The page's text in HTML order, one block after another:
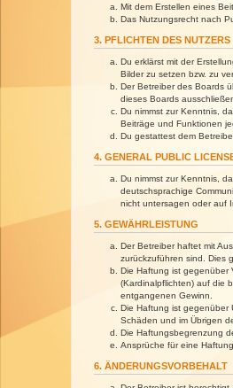
Mit dem Erstellen eines
Das Nutzungsrecht nach
3. PFLICHTEN DES NUTZERS
Du erklärst mit der
Bilder zu setzen bzw. zu
Der Betreiber des Boards
dieses Boards
Du nimmst zur Kenntnis,
Beiträge und Funktionen
Du gestattest dem
4. GENERAL PUBLIC
Du nimmst zur Kenntnis,
deutschsprachige
nicht untersagen oder auf
5. GEWÄHRLEISTUNG
Der Betreiber haftet mit
zurückzuführen sind. Dies
Die Haftung ist gegenüber
(Kardinalpflichten) auf die
entgangenen Gewinn.
Die Haftung ist gegenüber
Schäden und im Übrigen
Die Haftungsbegrenzung
Ansprüche für eine
6. ÄNDERUNGSVORBEHALT